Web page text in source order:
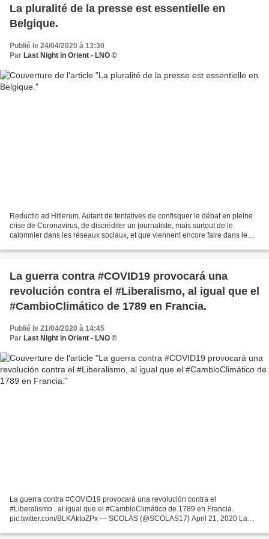
La pluralité de la presse est essentielle en
Belgique.
Publié le 24/04/2020 à 13:30
Par Last Night in Orient - LNO ©
Reductio ad Hitlerum. Autant de tentatives de confisquer le débat en pleine
crise de Coronavirus, de discréditer un journaliste, mais surtout de le
calomnier dans les réseaux sociaux, et que viennent encore faire dans le
La guerra contra #COVID19 provocará una
revolución contra el #Liberalismo, al igual que el
#CambioClimático de 1789 en Francia.
Publié le 21/04/2020 à 14:45
Par Last Night in Orient - LNO ©
La guerra contra #COVID19 provocará una revolución contra el
#Liberalismo , al igual que el #CambioClimático de 1789 en Francia.
pic.twitter.com/BLKAktoZPx — SCOLAS (@SCOLAS17) April 21, 2020 La